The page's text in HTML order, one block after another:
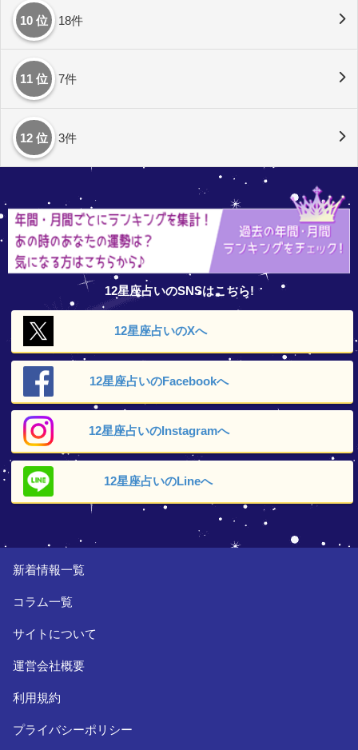
10 位 18件
11 位 7件
12 位 3件
12星座占いのSNSはこちら!
12星座占いのXへ
12星座占いのFacebookへ
12星座占いのInstagramへ
12星座占いのLineへ
新着情報一覧
コラム一覧
サイトについて
運営会社概要
利用規約
プライバシーポリシー